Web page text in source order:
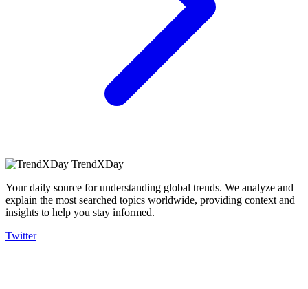
TrendXDay
Your daily source for understanding global trends. We analyze and
explain the most searched topics worldwide, providing context and
insights to help you stay informed.
Twitter